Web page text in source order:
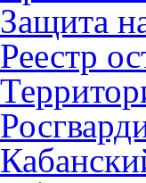
Защита
Реестр